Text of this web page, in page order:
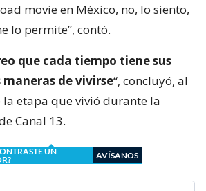
movie en México, no, lo siento,
lo permite”, contó.
que cada tiempo tiene sus
de vivirse“, concluyó, al
etapa que vivió durante la
Canal 13.
UN
AVÍSANOS